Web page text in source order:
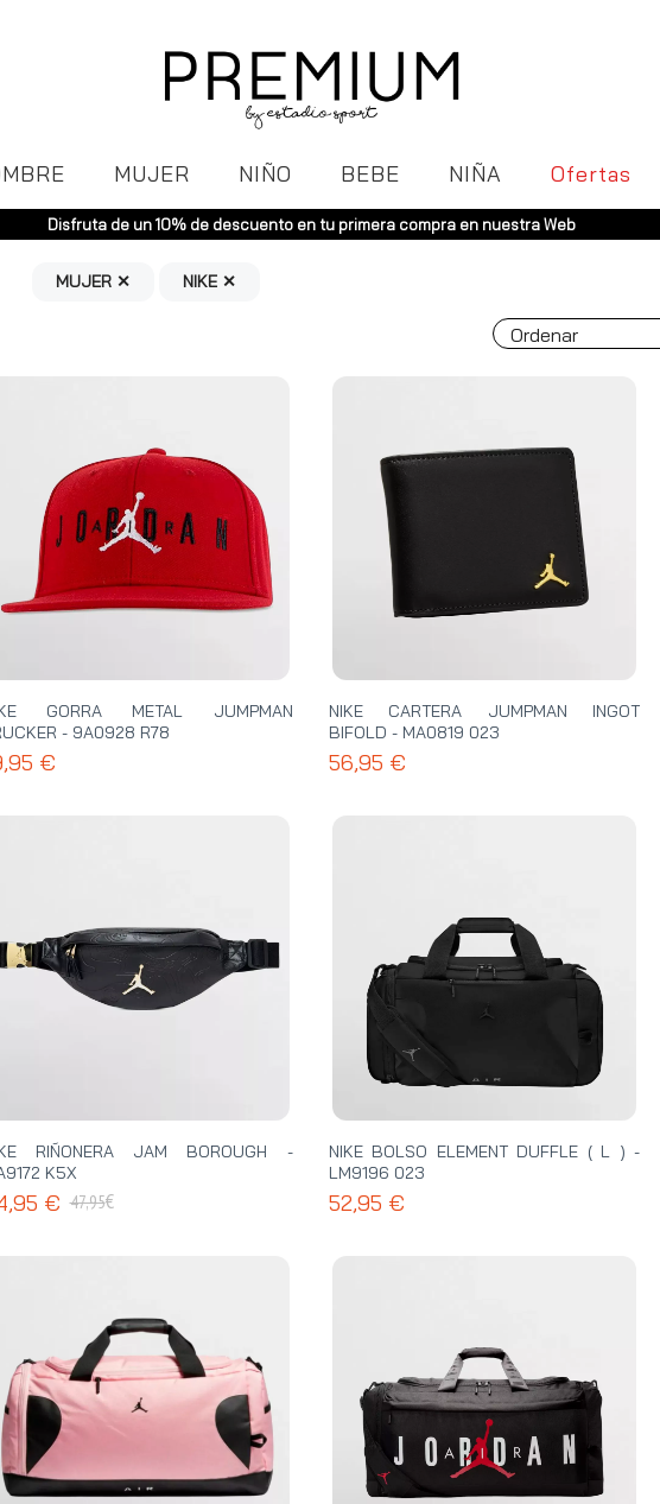
MUJER NIÑO BEBE NIÑA Ofertas
Envíos gratuitos a toda España (Canarias, pedidos superiores a 50€.
MUJER ✕ NIKE ✕
GORRA METAL JUMPMAN
- 9A0928 R78
€
NIKE CARTERA JUMPMAN INGOT
BIFOLD - MA0819 023
56,95 €
RIÑONERA JAM BOROUGH -
K5X
€ 47,95€
NIKE BOLSO ELEMENT DUFFLE ( L ) -
LM9196 023
52,95 €